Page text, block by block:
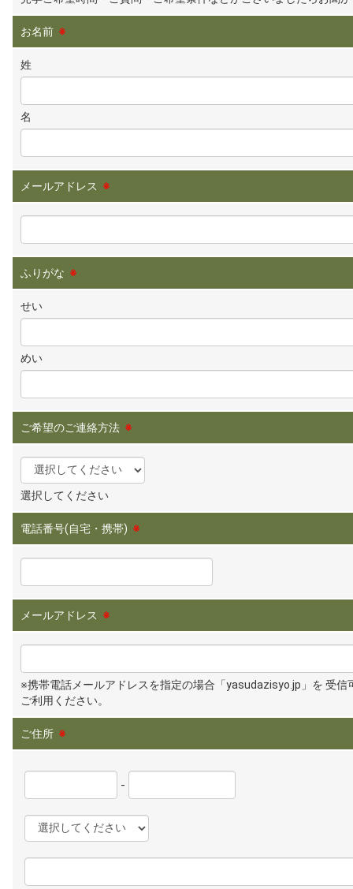
お名前 ※
姓
名
メールアドレス ※
ふりがな ※
せい
めい
ご希望のご連絡方法 ※
選択してください
電話番号(自宅・携帯) ※
メールアドレス ※
※携帯電話メールアドレスを指定の場合「yasudazisyo.jp」を 受信
ご利用ください。
ご住所 ※
-